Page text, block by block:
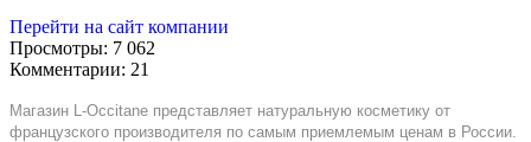
Перейти на сайт компании
Просмотры: 7 062
Комментарии: 21
Магазин -Occitane представляет натуральную косметику от
французского производителя по самым приемлемым ценам в России.